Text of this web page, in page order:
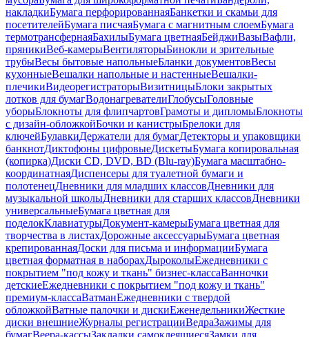
накладкиБумага перфорированнаяБанкетки и скамьи для
посетителейБумага писчаяБумага с магнитным слоемБумага
термотрансфернаяБахилыБумага цветнаяБейджиВазыВафли,
пряникиВеб-камерыВентиляторыБинокли и зрительные
трубыВесы бытовые напольныеБланки документовВесы
кухонныеВешалки напольные и настенныеВешалки-
плечикиВидеорегистраторыВизитницыБлоки закрытых
лотков для бумагВодонагревателиГлобусыГоловные
уборыБлокноты для флипчартовГрамоты и дипломыБлокноты
с дизайн-обложкойБочки и канистрыБрелоки для
ключейБулавкиДержатели для бумагДетекторы и упаковщики
банкнотДиктофоны цифровыеДискетыБумага копировальная
(копирка)Диски CD, DVD, BD (Blu-ray)Бумага масштабно-
координатнаяДиспенсеры для туалетной бумаги и
полотенецДневники для младших классовДневники для
музыкальной школыДневники для старших классовДневники
универсальныеБумага цветная для
поделокКлавиатурыДокумент-камерыБумага цветная для
творчества в листахДорожные аксессуарыБумага цветная
крепированнаяДоски для письма и информацииБумага
цветная форматная в наборахДыроколыЕжедневники с
покрытием "под кожу и ткань" бизнес-классаВанночки
детскиеЕжедневники с покрытием "под кожу и ткань"
премиум-классаВатманЕжедневники с твердой
обложкойВатные палочки и дискиЕженедельникиЖесткие
диски внешниеЖурналы регистрацииВедраЗажимы для
бумагВеера-кассыЗакладки самоклеящиесяЗамки для